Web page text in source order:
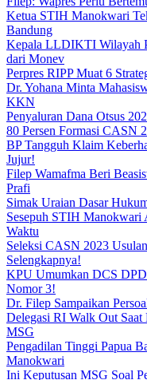
Ketua STIH Manokwari
Bandung
Kepala LLDIKTI Wilayah
dari Monev
Perpres RIPP Muat 6
Dr. Yohana Minta
KKN
Penyaluran Dana Otsus
80 Persen Formasi CASN
BP Tangguh Klaim
Jujur!
Filep Wamafma Beri
Prafi
Simak Uraian Dasar
Sesepuh STIH Manokwari
Waktu
Seleksi CASN 2023
Selengkapnya!
KPU Umumkan DCS
Nomor 3!
Dr. Filep Sampaikan
Delegasi RI Walk Out
MSG
Pengadilan Tinggi Papua
Manokwari
Ini Keputusan MSG Soal